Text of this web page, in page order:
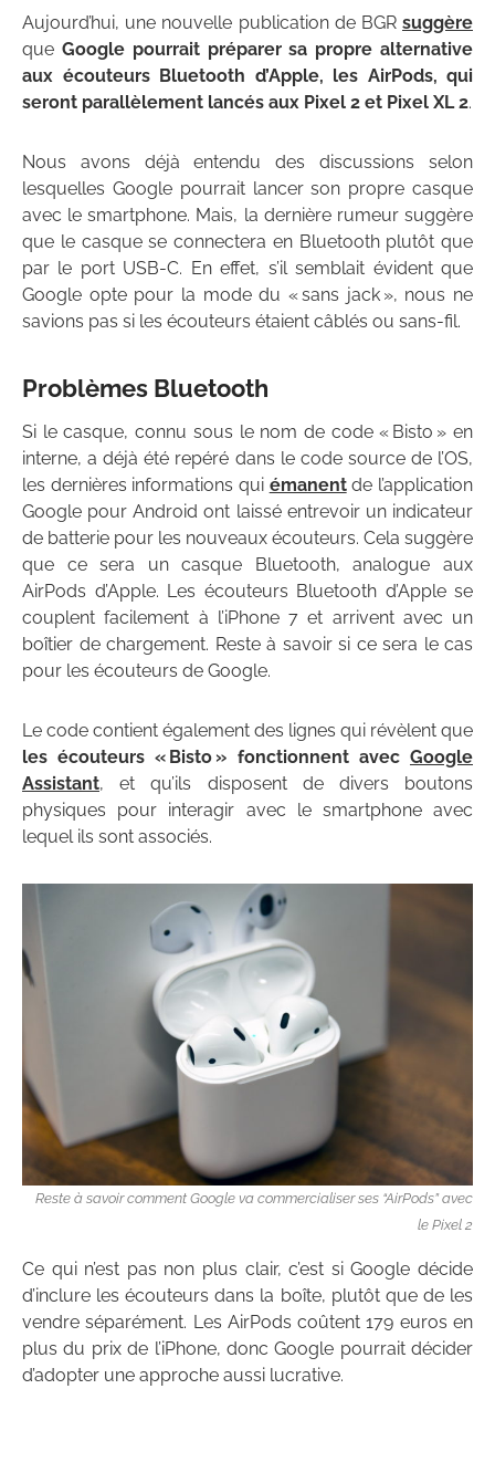
Aujourd’hui, une nouvelle publication de BGR suggère
que Google pourrait préparer sa propre alternative
aux écouteurs Bluetooth d’Apple, les AirPods, qui
seront parallèlement lancés aux Pixel 2 et Pixel XL 2.
Nous avons déjà entendu des discussions selon
lesquelles Google pourrait lancer son propre casque
avec le smartphone. Mais, la dernière rumeur suggère
que le casque se connectera en Bluetooth plutôt que
par le port USB-C. En effet, s’il semblait évident que
Google opte pour la mode du « sans jack », nous ne
savions pas si les écouteurs étaient câblés ou sans-fil.
Problèmes Bluetooth
Si le casque, connu sous le nom de code « Bisto » en
interne, a déjà été repéré dans le code source de l’OS,
les dernières informations qui émanentde l’application
Google pour Android ont laissé entrevoir un indicateur
de batterie pour les nouveaux écouteurs. Cela suggère
que ce sera un casque Bluetooth, analogue aux
AirPods d’Apple. Les écouteurs Bluetooth d’Apple se
couplent facilement à l’iPhone 7 et arrivent avec un
boîtier de chargement. Reste à savoir si ce sera le cas
pour les écouteurs de Google.
Le code contient également des lignes qui révèlent que
les écouteurs « Bisto » fonctionnent avec Google
Assistant, et qu’ils disposent de divers boutons
physiques pour interagir avec le smartphone avec
lequel ils sont associés.
Reste à savoir comment Google va commercialiser ses “AirPods” avec
le Pixel 2
Ce qui n’est pas non plus clair, c’est si Google décide
d’inclure les écouteurs dans la boîte, plutôt que de les
vendre séparément. Les AirPods coûtent 179 euros en
plus du prix de l’iPhone, donc Google pourrait décider
d’adopter une approche aussi lucrative.